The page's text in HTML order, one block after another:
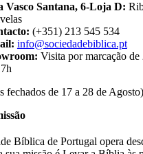
Vasco Santana, 6-Loja D:
(+351) 213 545 534
info@sociedadebiblica.pt
Visita por marcação de
fechados de 17 a 28 de Agosto)
Bíblica de Portugal opera